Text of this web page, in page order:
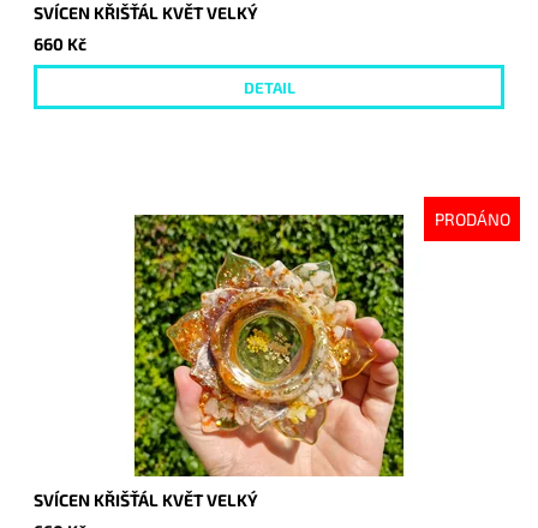
SVÍCEN KŘIŠŤÁL KVĚT VELKÝ
660 Kč
DETAIL
PRODÁNO
SVÍCEN KŘIŠŤÁL KVĚT VELKÝ